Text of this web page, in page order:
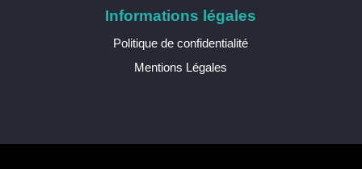
Informations légales
Politique de confidentialité
Mentions Légales